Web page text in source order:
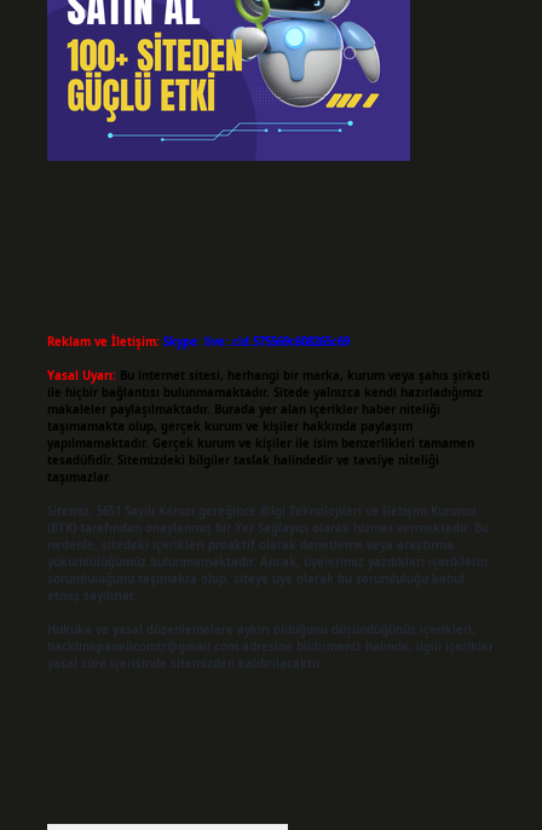
Reklam ve İletişim: Skype: live:.cid.575569c608265c69
Yasal Uyarı: Bu internet sitesi, herhangi bir marka, kurum veya şahıs şirketi
ile hiçbir bağlantısı bulunmamaktadır. Sitede yalnızca kendi hazırladığımız
makaleler paylaşılmaktadır. Burada yer alan içerikler haber niteliği
taşımamakta olup, gerçek kurum ve kişiler hakkında paylaşım
yapılmamaktadır. Gerçek kurum ve kişiler ile isim benzerlikleri tamamen
tesadüfidir. Sitemizdeki bilgiler taslak halindedir ve tavsiye niteliği
taşımazlar.
Sitemiz, 5651 Sayılı Kanun gereğince Bilgi Teknolojileri ve İletişim Kurumu
(BTK) tarafından onaylanmış bir Yer Sağlayıcı olarak hizmet vermektedir. Bu
nedenle, sitedeki içerikleri proaktif olarak denetleme veya araştırma
yükümlülüğümüz bulunmamaktadır. Ancak, üyelerimiz yazdıkları içeriklerin
sorumluluğunu taşımakta olup, siteye üye olarak bu sorumluluğu kabul
etmiş sayılırlar.
Hukuka ve yasal düzenlemelere aykırı olduğunu düşündüğünüz içerikleri,
backlinkpanelicomtr@gmail.com
adresine bildirmeniz halinde, ilgili içerikler
yasal süre içerisinde sitemizden kaldırılacaktır.